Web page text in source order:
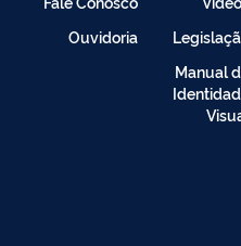
Manual
Ouvidoria